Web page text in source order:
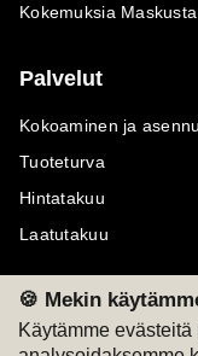
🍪 Mekin
Käytämme
Kokemuksia Maskusta
Palvelut
Kokoaminen ja
Tuoteturva
Hintatakuu
Laatutakuu